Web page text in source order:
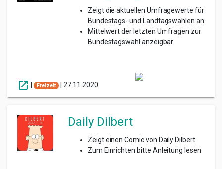
Zeigt die aktuellen Umfragewerte für
Bundestags- und Landtagswahlen an
Mittelwert der letzten Umfragen zur
Bundestagswahl anzeigbar
open_in_new Freizeit | 27.11.2020
Daily Dilbert
Zeigt einen Comic von Daily Dilbert
Zum Einrichten bitte Anleitung lesen